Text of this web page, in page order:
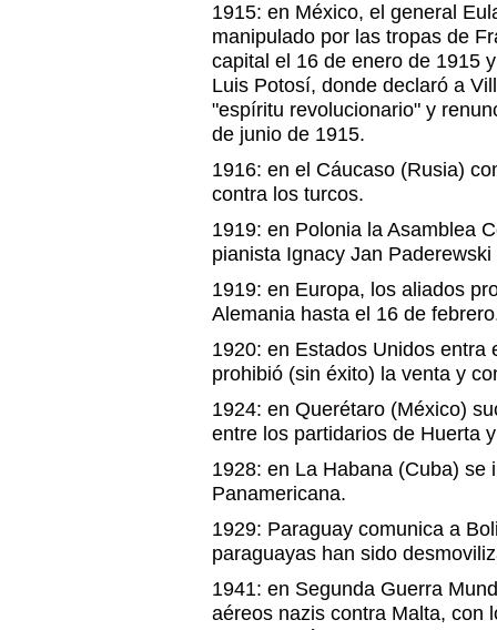
1915: en México, el general
manipulado por las tropas de
capital el 16 de enero de 1915
Luis Potosí, donde declaró a
"espíritu revolucionario" y
de junio de 1915.
1916: en el Cáucaso (Rusia)
contra los turcos.
1919: en Polonia la Asamblea
pianista Ignacy Jan
1919: en Europa, los aliados
Alemania hasta el 16 de
1920: en Estados Unidos entra
prohibió (sin éxito) la venta y
1924: en Querétaro (México)
entre los partidarios de Huerta
1928: en La Habana (Cuba) se
Panamericana.
1929: Paraguay comunica a
paraguayas han sido
1941: en Segunda Guerra
aéreos nazis contra Malta, con